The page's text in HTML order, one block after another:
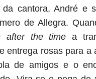
cantora, André e
de Allegra.
after the time a
entrega rosas para a
de amigos e o